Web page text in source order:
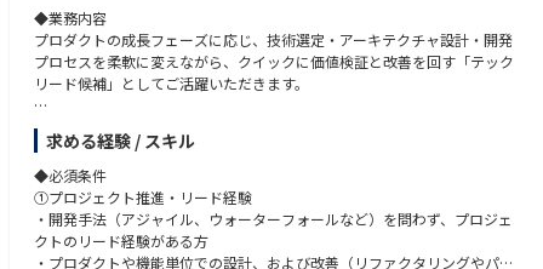
◆業務内容
プロダクトの成長フェーズに応じ、技術選定・アーキテクチャ設計・開発
プロセスを柔軟に変えながら、クイックに価値検証と改善を回す「テック
リード候補」としてご活躍いただきます。
具体的な業務：
①開発実務・品質向上：
設計・開発（コーディング）に加え、コードレビュー、パフォーマンスチ
ューニング等によるプロダクト品質の担保
②チームマネジメント・育成：
タスク分解、実行計画の策定、進捗・品質管理、メンバーへの技術サポー
トや教育
求める経験 / スキル
◆必須条件
①プロジェクト推進・リード経験
・開発手法（アジャイル、ウォーターフォールなど）を問わず、プロジェ
クトのリード経験がある方
・プロダクトや機能単位での設計、および改善（リファクタリングやパフ